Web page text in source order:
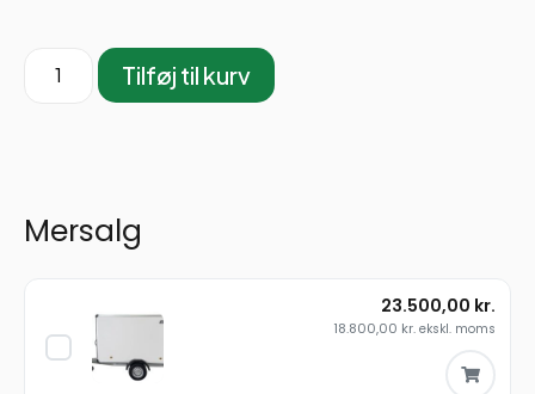
Tilføj til kurv
Mersalg
23.500,00 kr.
18.800,00 kr. ekskl. moms